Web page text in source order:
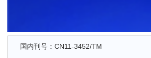
国内刊号：CN11-3452/TM